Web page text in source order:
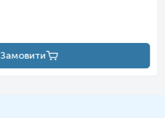
Замовити